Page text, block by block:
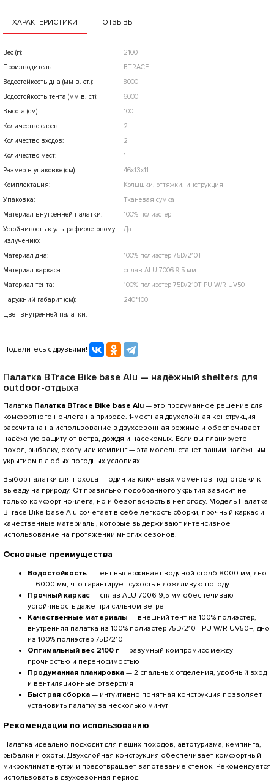
ХАРАКТЕРИСТИКИ ОТЗЫВЫ
Вес (г):
2100
Производитель:
BTRACE
Водостойкость дна (мм в. ст.):
8000
Водостойкость тента (мм в. ст):
6000
Высота (см):
100
Количество слоев:
2
Количество входов:
2
Количество мест:
1
Размер в упаковке (см):
46х13х11
Комплектация:
Колышки, оттяжки, инструкция
Упаковка:
Тканевая сумка
Материал внутренней палатки:
100% полиэстер
Устойчивость к ультрафиолетовому
излучению:
Да
Материал дна:
100% полиэстер 75D/210Т
Материал каркаса:
сплав ALU 7006 9,5 мм
Материал тента:
100% полиэстер 75D/210T PU W/R UV50+
Наружний габарит (см):
240*100
Цвет внутренней палатки:
Поделитесь с друзьями!
Палатка BTrace Bike base Alu — надёжный shelters для
outdoor-отдыха
Палатка Палатка BTrace Bike base Alu — это продуманное решение для
комфортного ночлега на природе. 1-местная двухслойная конструкция
рассчитана на использование в двухсезонная режиме и обеспечивает
надёжную защиту от ветра, дождя и насекомых. Если вы планируете
поход, рыбалку, охоту или кемпинг — эта модель станет вашим надёжным
укрытием в любых погодных условиях.
Выбор палатки для похода — один из ключевых моментов подготовки к
выезду на природу. От правильно подобранного укрытия зависит не
только комфорт ночлега, но и безопасность в непогоду. Модель Палатка
BTrace Bike base Alu сочетает в себе лёгкость сборки, прочный каркас и
качественные материалы, которые выдерживают интенсивное
использование на протяжении многих сезонов.
Основные преимущества
Водостойкость — тент выдерживает водяной столб 8000 мм, дно
— 6000 мм, что гарантирует сухость в дождливую погоду
Прочный каркас — сплав ALU 7006 9,5 мм обеспечивают
устойчивость даже при сильном ветре
Качественные материалы — внешний тент из 100% полиэстер,
внутренняя палатка из 100% полиэстер 75D/210T PU W/R UV50+, дно
из 100% полиэстер 75D/210Т
Оптимальный вес 2100 г — разумный компромисс между
прочностью и переносимостью
Продуманная планировка — 2 спальных отделения, удобный вход
и вентиляционные отверстия
Быстрая сборка — интуитивно понятная конструкция позволяет
установить палатку за несколько минут
Рекомендации по использованию
Палатка идеально подходит для пеших походов, автотуризма, кемпинга,
рыбалки и охоты. Двухслойная конструкция обеспечивает комфортный
микроклимат внутри и предотвращает запотевание стенок. Рекомендуется
использовать в двухсезонная период.